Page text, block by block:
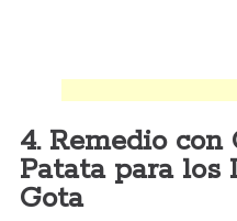
4. Remedio
Patata para los
Gota